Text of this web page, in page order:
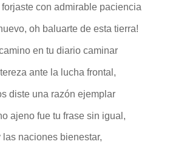
con admirable paciencia
oh baluarte de esta tierra!
en tu diario caminar
ante la lucha frontal,
diste una razón ejemplar
ajeno fue tu frase sin igual,
naciones bienestar,